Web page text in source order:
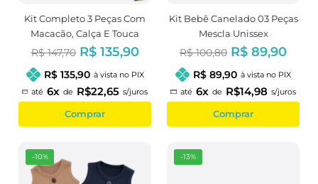
Kit Completo 3 Peças Com
Macacão, Calça E Touca
Verde Unissex
R$ 147,70 R$ 135,90
R$ 135,90 à vista no PIX
até 6x de R$22,65 s/juros
Comprar
Kit Bebê Canelado 03 Peças
Mescla Unissex
R$ 100,80 R$ 89,90
R$ 89,90 à vista no PIX
até 6x de R$14,98 s/juros
Comprar
-10% -13%